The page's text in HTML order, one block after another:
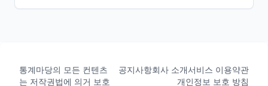
통계마당의 모든 컨텐츠
는 저작권법에 의거 보호
공지사항회사 소개서비스 이용약관
개인정보 보호 방침